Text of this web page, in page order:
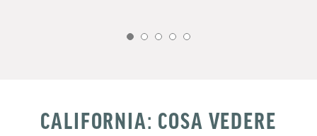
CALIFORNIA: COSA VEDERE